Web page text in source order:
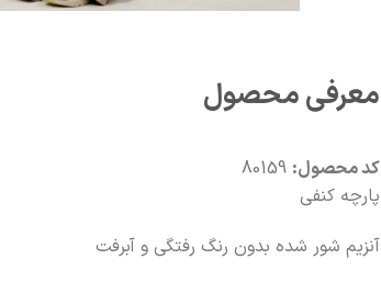
معرفی محصول
کد محصول: 80159
پارچه کنفی
آنزیم شور شده بدون رنگ رفتگی و آبرفت